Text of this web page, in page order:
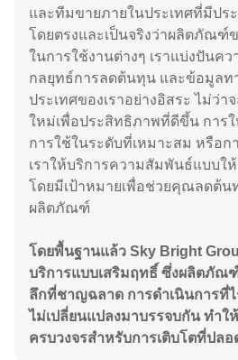
และทีมขายภายในประเทศที่มีปร
โดยตรงและเป็นจริงว่าผลิตภัณฑ์ข
ในการใช้งานต่างๆ เราแบ่งปันค
กลยุทธ์การลดต้นทุน และข้อมูลท
ประเทศของเราอย่างอิสระ ไม่ว่า
ใหม่เพื่อประสิทธิภาพที่ดีขึ้น การ
การใช้ในระดับที่เหมาะสม หรือ
เราให้บริการความสัมพันธ์แบบใ
โดยมีเป้าหมายเพื่อช่วยคุณลดต้
ผลิตภัณฑ์
โดยพื้นฐานแล้ว Sky Bright
บริการแบบเสริมฤทธิ์ ซึ่งผลิตภั
ลึกที่ชาญฉลาด การดำเนินการที่
ไม่เปลี่ยนแปลงมาบรรจบกัน ทำใ
ครบวงจรสำหรับการเติบโตที่ปล